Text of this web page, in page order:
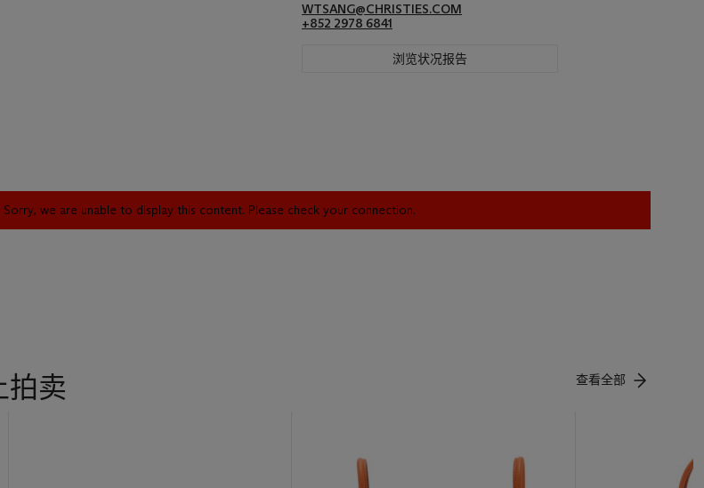
WTSANG@CHRISTIES.COM
+852 2978 6841
浏览状况报告
Sorry, we are unable to display this content. Please check your connection.
拍卖 查看全部